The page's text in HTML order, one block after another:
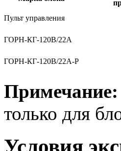
Пульт управления
ГОРН-КГ-120В/22А
ГОРН-КГ-120В/22А-Р
Примечание:
только для